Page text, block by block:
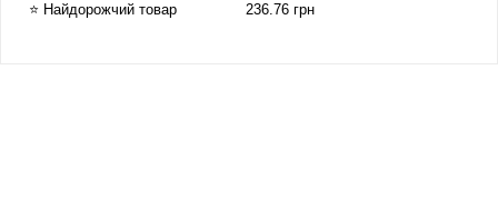
⭐ Найдорожчий товар 236.76 грн